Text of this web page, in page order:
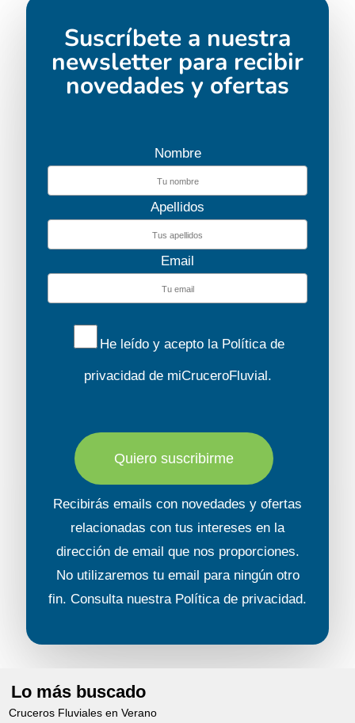
Suscríbete a nuestra
newsletter para recibir
novedades y ofertas
Nombre
Apellidos
Email
He leído y acepto la Política de
privacidad de miCruceroFluvial.
Quiero suscribirme
Recibirás emails con novedades y ofertas
relacionadas con tus intereses en la
dirección de email que nos proporciones.
No utilizaremos tu email para ningún otro
fin. Consulta nuestra Política de privacidad.
Lo más buscado
Cruceros Fluviales en Verano